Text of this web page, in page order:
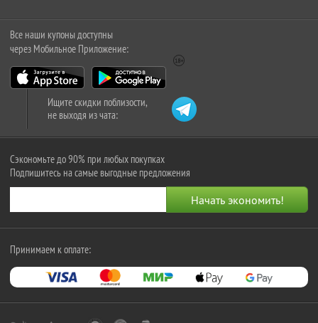
Все наши купоны доступны
через Мобильное Приложение:
Ищите скидки поблизости,
не выходя из чата:
Сэкономьте до 90% при любых покупках
Подпишитесь на самые выгодные предложения
Принимаем к оплате: